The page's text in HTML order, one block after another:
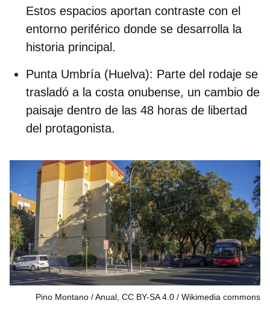
Estos espacios aportan contraste con el
entorno periférico donde se desarrolla la
historia principal.
Punta Umbría (Huelva): Parte del rodaje se
trasladó a la costa onubense, un cambio de
paisaje dentro de las 48 horas de libertad
del protagonista.
Pino Montano / Anual, CC BY-SA 4.0 Wikimedia commons